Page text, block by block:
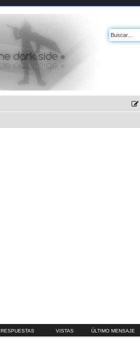
RESPUESTAS VISTAS ÚLTIMO MENSAJE